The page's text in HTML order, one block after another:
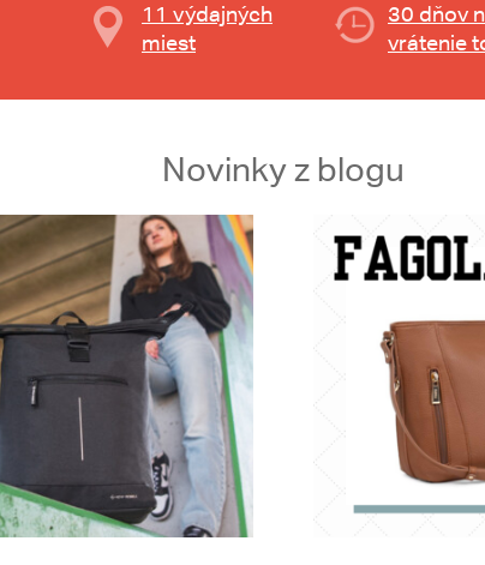
11 výdajných
miest
30 dňov
vrátenie
Novinky z blogu